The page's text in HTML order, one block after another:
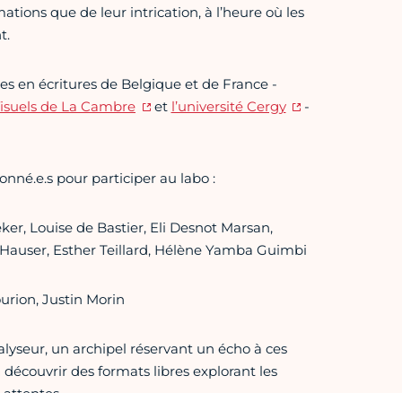
que de leur intrication, à l’heure où les
en écritures de Belgique et de France -
de La Cambre et l’université Cergy
-
pour participer au labo :
Louise de Bastier, Eli Desnot Marsan,
Esther Teillard, Hélène Yamba Guimbi
Justin Morin
un archipel réservant un écho à ces
des formats libres explorant les